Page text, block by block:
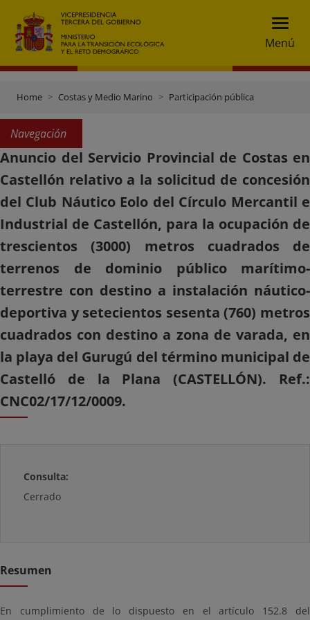
Menú
Home Costas y Medio Marino Participación pública
Navegación
Anuncio del Servicio Provincial de Costas en
Castellón relativo a la solicitud de concesión
del Club Náutico Eolo del Círculo Mercantil e
Industrial de Castellón, para la ocupación de
trescientos (3000) metros cuadrados de
terrenos de dominio público marítimo-
terrestre con destino a instalación náutico-
deportiva y setecientos sesenta (760) metros
cuadrados con destino a zona de varada, en
la playa del Gurugú del término municipal de
Castelló de la Plana (CASTELLÓN). Ref.:
CNC02/17/12/0009.
Consulta:
Cerrado
Resumen
En cumplimiento de lo dispuesto en el artículo 152.8 del